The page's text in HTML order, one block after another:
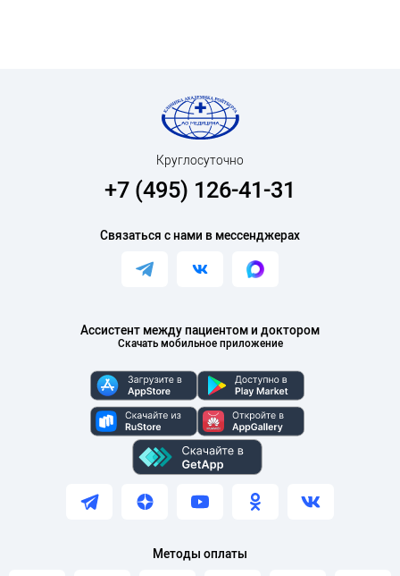
Ассистент между пациентом и доктором
Скачать мобильное приложение
Круглосуточно
+7 (495) 126-41-31
Связаться с нами в мессенджерах
Методы оплаты